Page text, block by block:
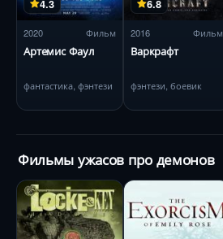
4.3
2020 Фильм
Артемис Фаул
фантастика, фэнтези
6.8
2016 Фильм
Варкрафт
фэнтези, боевик
Фильмы ужасов про демонов